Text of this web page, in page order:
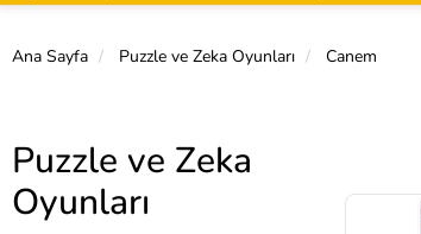
Ana Sayfa Puzzle ve Zeka Oyunları Canem
Puzzle ve Zeka
Oyunları